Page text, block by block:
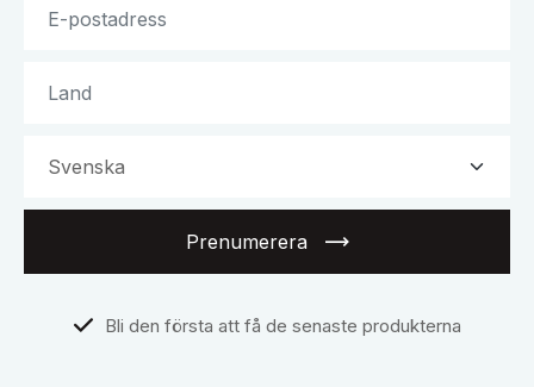
Prenumerera
Bli den första att få de senaste produkterna